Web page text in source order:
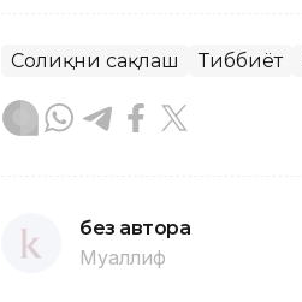
Соғлиқни сақлаш Тиббиёт
без автора
Муаллиф